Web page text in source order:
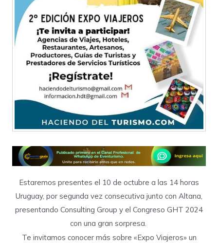
Estaremos presentes el 10 de octubre a las 14 horas
Uruguay, por segunda vez consecutiva junto con Altana,
presentando Consulting Group y el Congreso GHT 2024
con una gran sorpresa.
Te invitamos conocer más sobre «Expo Viajeros» un